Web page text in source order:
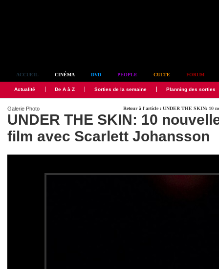
ACCUEIL CINÉMA DVD PEOPLE CULTE FORUM
Actualité De A à Z Sorties de la semaine Planning des sorties
Retour à l'article : UNDER THE SKIN: 10
Galerie Photo
UNDER THE SKIN: 10
film avec Scarlett Johansson